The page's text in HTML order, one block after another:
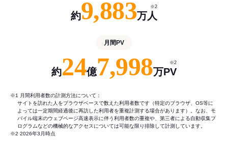
約9,883万人
※2
月間PV
約24億7,998万PV
※2
※1 月間利用者数の計測方法について：
サイトを訪れた人をブラウザベースで数えた利用者数です（特定のブラウザ、OS等に
よっては一定期間経過後に再訪した利用者を重複計測する場合があります）。なお、モ
バイル端末のウェブページ高速表示に伴う利用者数の重複や、第三者による自動収集プ
ログラムなどの機械的なアクセスについては可能な限り排除して計測しています。
※2 2026年3月時点